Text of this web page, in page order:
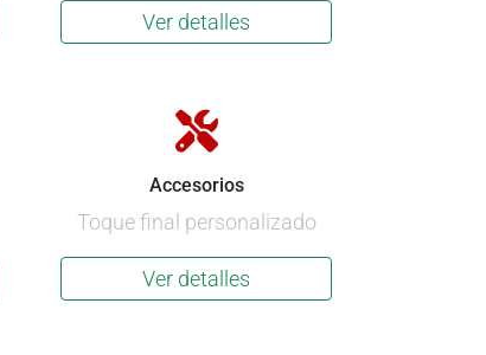
Ver detalles
Accesorios
Toque final personalizado
Ver detalles